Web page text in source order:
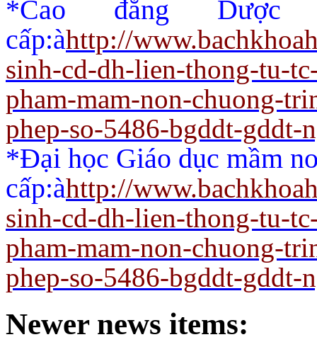
*Cao đẳng
cấp:àhttp://
sinh-cd-dh-lien-thong-tu-
pham-mam-non-chuong-
phep-so-5486-bgddt-gddt-
*Đại học Giáo dục mầm
cấp:àhttp://
sinh-cd-dh-lien-thong-tu-
pham-mam-non-chuong-
phep-so-5486-bgddt-gddt-
Newer news items: